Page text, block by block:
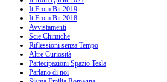
It From Bit 2019
It From Bit 2018
Avvistamenti
Scie Chimiche
Riflessioni senza Tempo
Altre Curiosità
Partecipazioni Spazio Tesla
Parlano di noi